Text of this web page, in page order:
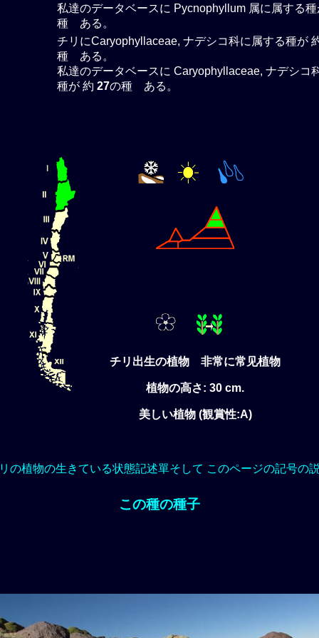
私達のデータベースに Pycnophyllum 属に属する種
種 ある。
チリにCaryophyllaceae, ナデシコ科に属する種が
種 ある。
私達のデータベースに Caryophyllaceae, ナデシコ
種が 約 27の種 ある。
チリ出生の植物 非常に常见植物
植物の高さ: 30 cm.
美しい植物 (観賞性:A)
の植物の生きている状態記述單そして このページの記号の
この種の種子